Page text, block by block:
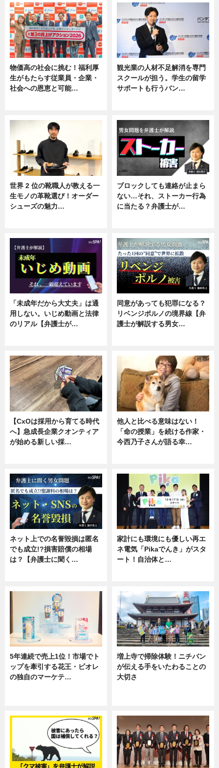
物価高の社会に挑む！福利厚
生がもたらす従業員・企業・
社会への恩恵と可能…
観光業の人材不足解消を専門
スクールが担う。学生の留学
サポートも行うバン…
世界 2 位の靴職人が教える一
生モノの革靴選び！オーダー
シューズの魅力…
ブロックしても連絡が止まら
ない…それ、ストーカー行為
に当たる？弁護士が…
「未成年だから大丈夫」は通
用しない。いじめ動画と法律
のリアル【弁護士が…
同意があっても犯罪になる？
リベンジポルノの境界線【弁
護士が解説する男女…
【CxOは採用から育てる時代
へ】急成長企業クオンティア
が始める新しい採…
他人と比べる意味はない！
「命の授業」を続ける作家・
今西乃子さんが語る幸…
ネット上での名誉毀損は匿名
でも成立!?損害賠償の相場
は？【弁護士に聞く…
家計にも環境にも優しい再エ
ネ電気「Pikaでんき」がスタ
ート！自治体と…
5年連続で売上1位！市場でト
ップを牽引する花王・ビオレ
の独自のマーケテ…
増上寺で掃除体験！ニチバン
が伝える手をいたわることの
大切さ